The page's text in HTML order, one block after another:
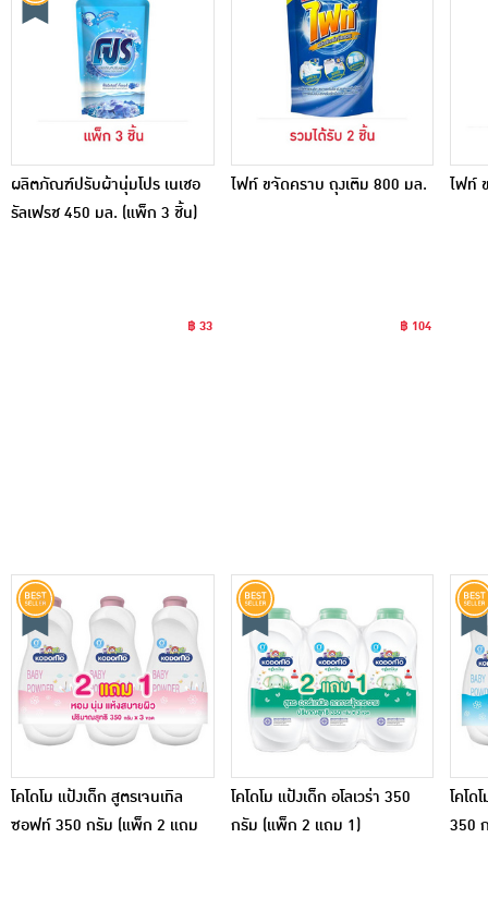
ผลิตภัณฑ์ปรับผ้านุ่มโปร เนเชอ
รัลเฟรช 450 มล. (แพ็ก 3 ชิ้น)
฿ 33
ไฟท์ ขจัดคราบ ถุงเติม 800 มล.
฿ 104
ไฟท์
โคโดโม แป้งเด็ก สูตรเจนเทิล
ซอฟท์ 350 กรัม (แพ็ก 2 แถม
โคโดโม แป้งเด็ก อโลเวร่า 350
กรัม (แพ็ก 2 แถม 1)
โคโด
350